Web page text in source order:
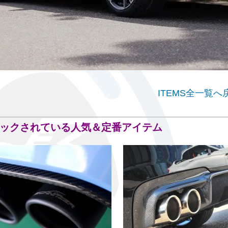
ITEMS全一覧へ
クされている人気＆定番アイテム